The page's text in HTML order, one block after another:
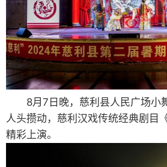
8月7日晚，慈利县人民广场小
人头攒动，慈利汉戏传统经典剧目
精彩上演。